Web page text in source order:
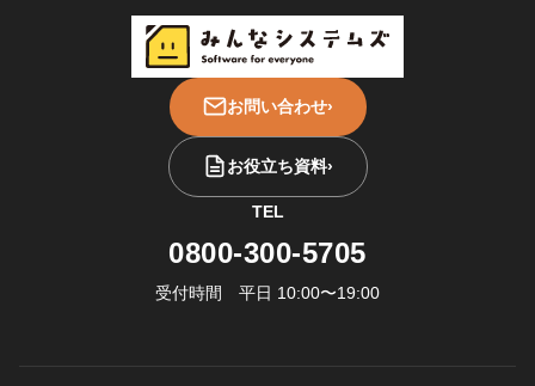
お問い合わせ›
お役立ち資料›
TEL
0800-300-5705
受付時間 平日 10:00〜19:00